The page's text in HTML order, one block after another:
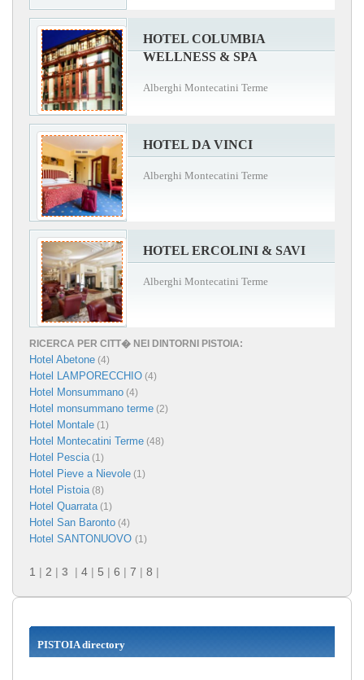
HOTEL COLUMBIA
WELLNESS & SPA
Alberghi Montecatini Terme
HOTEL DA VINCI
Alberghi Montecatini Terme
HOTEL ERCOLINI & SAVI
Alberghi Montecatini Terme
RICERCA PER CITT� NEI DINTORNI PISTOIA:
Hotel Abetone (4)
Hotel LAMPORECCHIO (4)
Hotel Monsummano (4)
Hotel monsummano terme (2)
Hotel Montale (1)
Hotel Montecatini Terme (48)
Hotel Pescia(1)
Hotel Pieve a Nievole (1)
Hotel Pistoia(8)
Hotel Quarrata(1)
Hotel San Baronto (4)
Hotel SANTONUOVO (1)
1 | 2 | 3 | 4 | 5 | 6 | 7 | 8 |
PISTOIA directory